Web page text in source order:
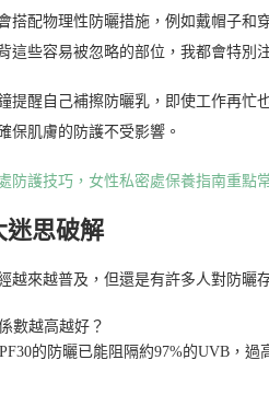
搭配物理性防曬措施，例如戴帽子和
這些容易被忽略的部位，我都會特別
提醒自己補擦防曬乳，即使工作再忙
保肌膚的防護不受影響。
防護技巧，女性私密處保養指南重點
迷思破解
越來越普及，但還是有許多人對防
數越高越好？
的防曬已能阻隔約97%的UVB，